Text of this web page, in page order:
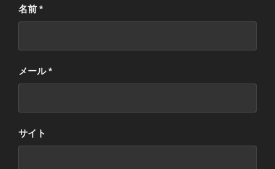
名前 *
メール*
サイト